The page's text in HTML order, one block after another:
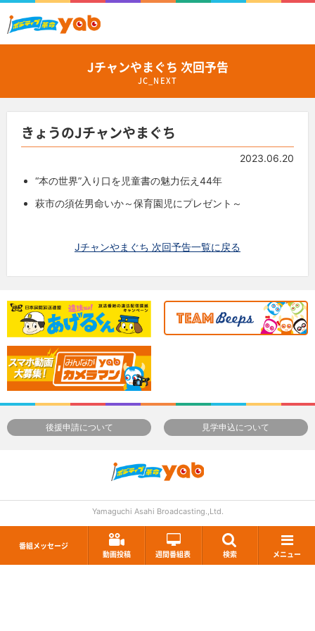
番組メッセージ
動画投稿
週間番組表 検索 メニュー
Jチャンやまぐち 次回予告
JC_NEXT
きょうのJチャンやまぐち
2023.06.20
“本の世界”入り口を児童書の魅力伝え44年
萩市の須佐男命いか～保育園児にプレゼント～
Jチャンやまぐち 次回予告一覧に戻る
後援申請について 見学申込について
Yamaguchi Asahi Broadcasting.,Ltd.